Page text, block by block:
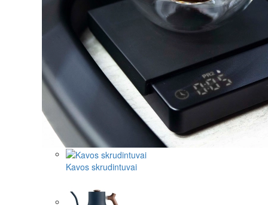
Kavos skrudintuvai